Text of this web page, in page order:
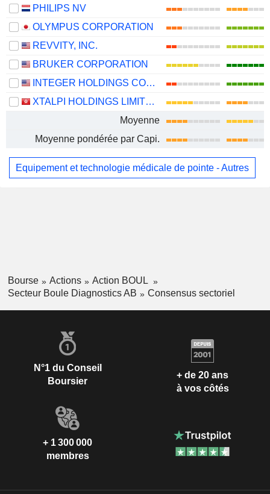
PHILIPS NV
OLYMPUS CORPORATION
REVVITY, INC.
BRUKER CORPORATION
INTEGER HOLDINGS CORPORATION
XTALPI HOLDINGS LIMITED
Moyenne
Moyenne pondérée par Capi.
Equipement et technologie médicale de pointe - Autres
Bourse Actions
Action BOUL
Secteur Boule Diagnostics AB
Consensus sectoriel
N°1 du Conseil
Boursier
+ de 20 ans
à vos côtés
+ 1 300 000
membres